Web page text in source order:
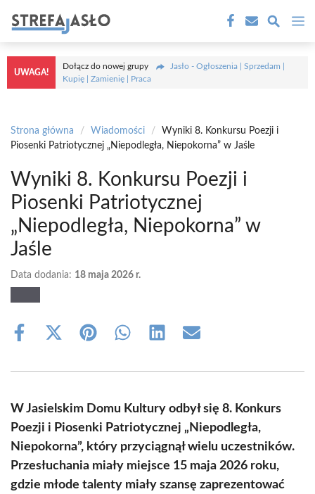
treści
UWAGA!
Dołącz do nowej grupy
Jasło - Ogłoszenia | Sprzedam |
Kupię | Zamienię | Praca
Strona główna / Wiadomości /
Wyniki 8. Konkursu Poezji i
Piosenki Patriotycznej „Niepodległa, Niepokorna” w Jaśle
Wyniki 8. Konkursu Poezji i
Piosenki Patriotycznej
„Niepodległa, Niepokorna” w
Jaśle
Data dodania: 18 maja 2026 r.
Share
Share
(Twitter)
Share Share Share Share
W Jasielskim Domu Kultury odbył się 8. Konkurs
Poezji i Piosenki Patriotycznej „Niepodległa,
Niepokorna”, który przyciągnął wielu uczestników.
Przesłuchania miały miejsce 15 maja 2026 roku,
gdzie młode talenty miały szansę zaprezentować